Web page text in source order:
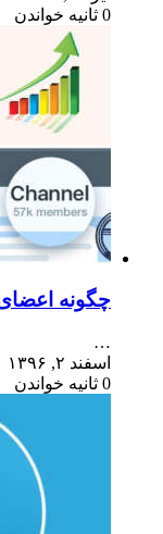
0 ثانیه خواندن
چگونه
…
اسفند ۲, ۱۳۹۶
0 ثانیه خواندن